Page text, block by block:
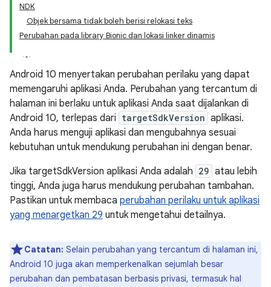
NDK
Objek bersama tidak boleh berisi relokasi teks
Perubahan pada library Bionic dan lokasi linker dinamis
Android 10 menyertakan perubahan perilaku yang dapat
memengaruhi aplikasi Anda. Perubahan yang tercantum di
halaman ini berlaku untuk aplikasi Anda saat dijalankan di
Android 10, terlepas dari targetSdkVersion aplikasi.
Anda harus menguji aplikasi dan mengubahnya sesuai
kebutuhan untuk mendukung perubahan ini dengan benar.
Jika targetSdkVersion aplikasi Anda adalah 29 atau lebih
tinggi, Anda juga harus mendukung perubahan tambahan.
Pastikan untuk membaca perubahan perilaku untuk aplikasi
yang menargetkan 29 untuk mengetahui detailnya.
Catatan: Selain perubahan yang tercantum di halaman ini,
Android 10 juga akan memperkenalkan sejumlah besar
perubahan dan pembatasan berbasis privasi, termasuk hal